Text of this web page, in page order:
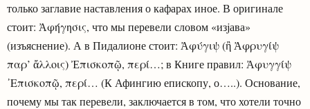
только заглавие наставления о кафарах иное. В оригинале
стоит: Ἀφήγησις, что мы перевели словом «изjава»
(изъяснение). А в Пидалионе стоит: Ἀφύγιψ (ἢ Ἀφρυγίψ
παρ’ ἄλλοις) Ἐπισκοπῷ, περί…; в Книге правил: Ἀφυγγίψ
᾿Επισκοπῷ, περί… (К Афингию епископу, о…..). Основание,
почему мы так перевели, заключается в том, что хотели точно